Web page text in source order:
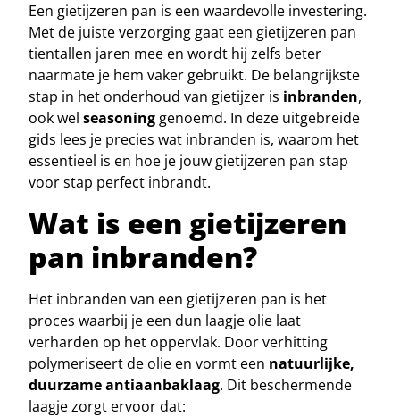
Een gietijzeren pan is een waardevolle investering.
Met de juiste verzorging gaat een gietijzeren pan
tientallen jaren mee en wordt hij zelfs beter
naarmate je hem vaker gebruikt. De belangrijkste
stap in het onderhoud van gietijzer is inbranden,
ook welseasoninggenoemd. In deze uitgebreide
gids lees je precies wat inbranden is, waarom het
essentieel is en hoe je jouw gietijzeren pan stap
voor stap perfect inbrandt.
Wat is een gietijzeren
pan inbranden?
Het inbranden van een gietijzeren pan is het
proces waarbij je een dun laagje olie laat
verharden op het oppervlak. Door verhitting
polymeriseert de olie en vormt een natuurlijke,
duurzame antiaanbaklaag. Dit beschermende
laagje zorgt ervoor dat: